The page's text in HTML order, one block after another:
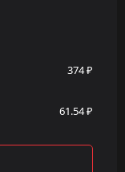
374 ₽
61.54 ₽